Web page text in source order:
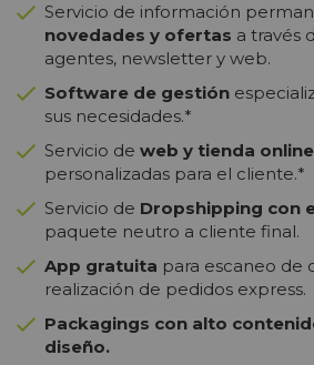
Servicio de información
novedades y ofertas a través
agentes, newsletter y web.
Software de gestión
sus necesidades.*
Servicio de web y tienda online
personalizadas para el cliente.*
Servicio de Dropshipping con
paquete neutro a cliente final.
App gratuita para escaneo de
realización de pedidos express.
Packagings con alto
diseño.